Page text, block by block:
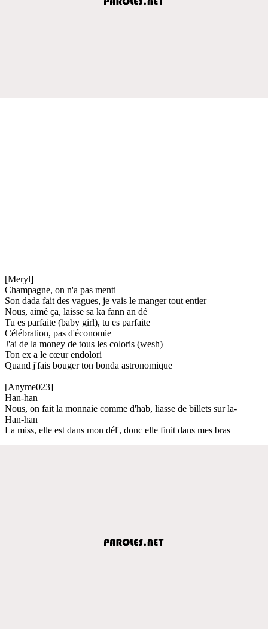
[Meryl]
Champagne, on n'a pas menti
Son dada fait des vagues, je vais le manger tout entier
Nous, aimé ça, laisse sa ka fann an dé
Tu es parfaite (baby girl), tu es parfaite
Célébration, pas d'économie
J'ai de la money de tous les coloris (wesh)
Ton ex a le cœur endolori
Quand j'fais bouger ton bonda astronomique
[Anyme023]
Han-han
Nous, on fait la monnaie comme d'hab, liasse de billets sur la-
Han-han
La miss, elle est dans mon dél', donc elle finit dans mes bras